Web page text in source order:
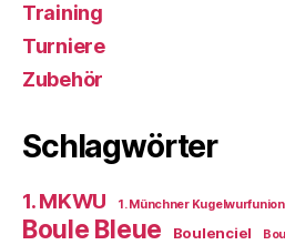
Training
Turniere
Zubehör
Schlagwörter
1. MKWU 1. Münchner Kugelwurfunion
Boule Bleue Boulenciel